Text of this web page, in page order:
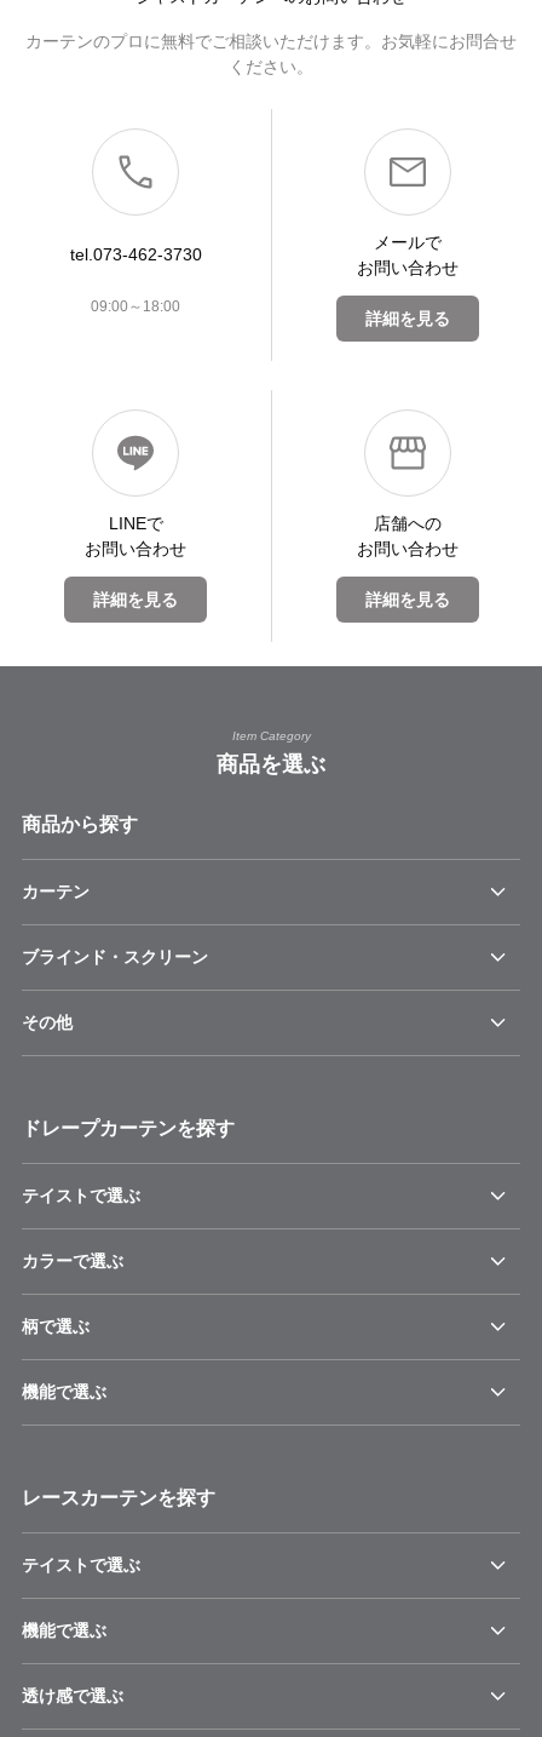
カーテンのプロに無料でご相談いただけます。お気軽にお問合せ
ください。
tel.073-462-3730
09:00～18:00
メールで
お問い合わせ
詳細を見る
LINEで
お問い合わせ
詳細を見る
店舗への
お問い合わせ
詳細を見る
Item Category
商品を選ぶ
商品から探す
カーテン
ブラインド・スクリーン
その他
ドレープカーテンを探す
テイストで選ぶ
カラーで選ぶ
柄で選ぶ
機能で選ぶ
レースカーテンを探す
テイストで選ぶ
機能で選ぶ
透け感で選ぶ